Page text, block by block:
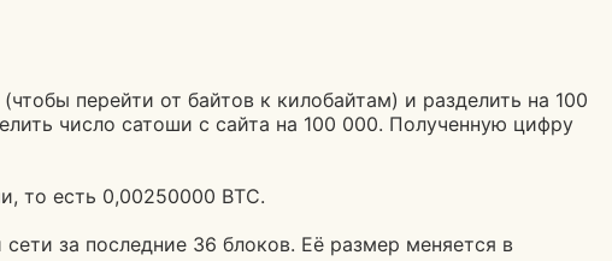
перейти от байтов к килобайтам) и разделить на 100
число сатоши с сайта на 100 000. Полученную цифру
то есть 0,00250000 BTC.
за последние 36 блоков. Её размер меняется в